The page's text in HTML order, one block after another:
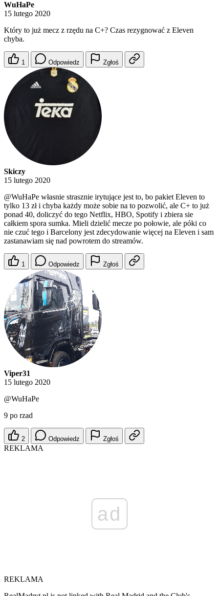
WuHaPe
15 lutego 2020
Który to już mecz z rzędu na C+? Czas rezygnować z Eleven
chyba.
1 Odpowiedz Zgłoś
Skiczy
15 lutego 2020
@WuHaPe własnie strasznie irytujące jest to, bo pakiet Eleven to
tylko 13 zł i chyba każdy może sobie na to pozwolić, ale C+ to już
ponad 40, doliczyć do tego Netflix, HBO, Spotify i zbiera sie
całkiem spora sumka. Mieli dzielić mecze po połowie, ale póki co
nie czuć tego i Barcelony jest zdecydowanie więcej na Eleven i sam
zastanawiam się nad powrotem do streamów.
1 Odpowiedz Zgłoś
Viper31
15 lutego 2020
@WuHaPe
9 po rzad
2 Odpowiedz Zgłoś
REKLAMA
ad
REKLAMA